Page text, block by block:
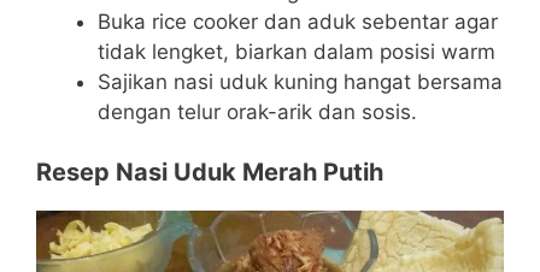
Buka rice cooker dan aduk sebentar agar
tidak lengket, biarkan dalam posisi warm
Sajikan nasi uduk kuning hangat bersama
dengan telur orak-arik dan sosis.
Resep Nasi Uduk Merah Putih